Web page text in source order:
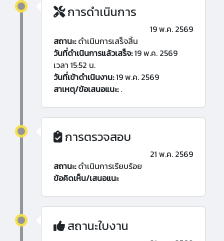
การดำเนินการ
19 พ.ค. 2569
สถานะ:ดำเนินการเสร็จสิ้น
วันที่ดำเนินการแล้วเสร็จ:19 พ.ค. 2569
เวลา 15:52 น.
วันที่เข้าดำเนินงาน:19 พ.ค. 2569
สาเหตุ/ข้อเสนอแนะ:.
การตรวจสอบ
21 พ.ค. 2569
สถานะ:ดำเนินการเรียบร้อย
ข้อคิดเห็น/เสนอแนะ
สถานะใบงาน